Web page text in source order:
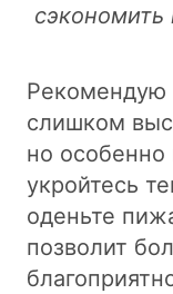
сэкономить
Рекомендую
слишком
но
укройтесь
оденьте
позволит